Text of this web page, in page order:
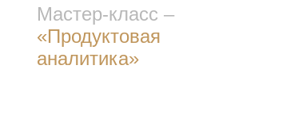
Мастер-класс –
«Продуктовая
аналитика»